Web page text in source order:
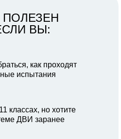
ПОЛЕЗЕН
ВЫ:
как проходят
испытания
классах, но хотите
ДВИ заранее